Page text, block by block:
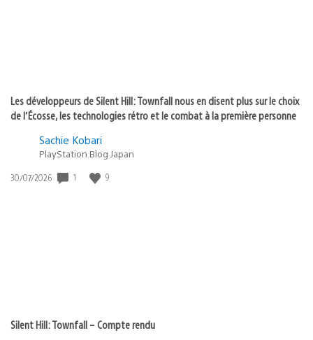
Les développeurs de Silent Hill: Townfall nous en disent plus sur le choix
de l’Écosse, les technologies rétro et le combat à la première personne
Sachie Kobari
PlayStation.Blog Japan
Date
30/07/2026 1 9
Silent Hill: Townfall – Compte rendu